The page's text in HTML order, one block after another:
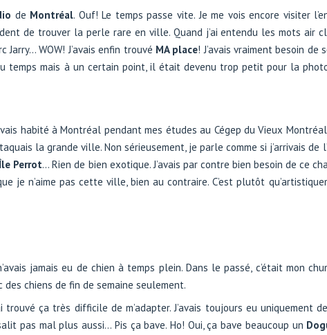
de Montréal. Ouf! Le temps passe vite. Je me vois encore visiter
de trouver la perle rare en ville. Quand j’ai entendu les mots air
WOW! J’avais enfin trouvé MA place! J’avais vraiment besoin
temps mais à un certain point, il était devenu trop petit pour la
habité à Montréal pendant mes études au Cégep du Vieux
la grande ville. Non sérieusement, je parle comme si j’arrivais de
Perrot… Rien de bien exotique. J’avais par contre bien besoin de ce
je n’aime pas cette ville, bien au contraire. C’est plutôt
jamais eu de chien à temps plein. Dans le passé, c’était mon
des chiens de fin de semaine seulement.
ça très difficile de m’adapter. J’avais toujours eu uniquement
pas mal plus aussi… Pis ça bave. Ho! Oui, ça bave beaucoup un